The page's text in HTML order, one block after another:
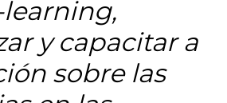
y capacitar a
sobre las